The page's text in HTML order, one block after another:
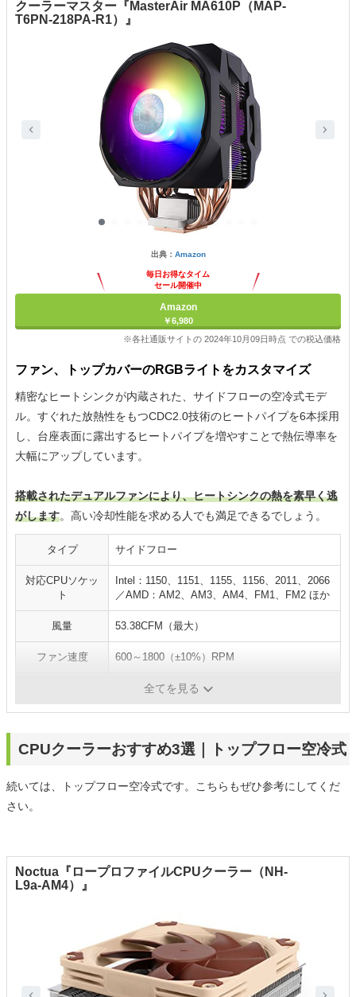
クーラーマスター『MasterAir MA610P（MAP-
T6PN-218PA-R1）』
出典： Amazon
毎日お得なタイム
セール開催中
Amazon
￥6,980
※各社通販サイトの 2024年10月09日時点 での税込価格
ファン、トップカバーのRGBライトをカスタマイズ
精密なヒートシンクが内蔵された、サイドフローの空冷式モデ
ル。すぐれた放熱性をもつCDC2.0技術のヒートパイプを6本採用
し、台座表面に露出するヒートパイプを増やすことで熱伝導率を
大幅にアップしています。
搭載されたデュアルファンにより、ヒートシンクの熱を素早く逃
がします。高い冷却性能を求める人でも満足できるでしょう。
タイプ サイドフロー
対応CPUソケッ
ト
Intel：1150、1151、1155、1156、2011、2066
／AMD：AM2、AM3、AM4、FM1、FM2 ほか
風量 53.38CFM（最大）
ファン速度 600～1800（±10%）RPM
4万時間（MTTF）
全てを見る
CPUクーラーおすすめ3選｜トップフロー空冷式
続いては、トップフロー空冷式です。こちらもぜひ参考にしてくだ
さい。
Noctua『ロープロファイルCPUクーラー（NH-
L9a-AM4）』